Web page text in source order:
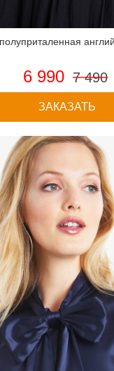
6 990 7 490
ЗАКАЗАТЬ